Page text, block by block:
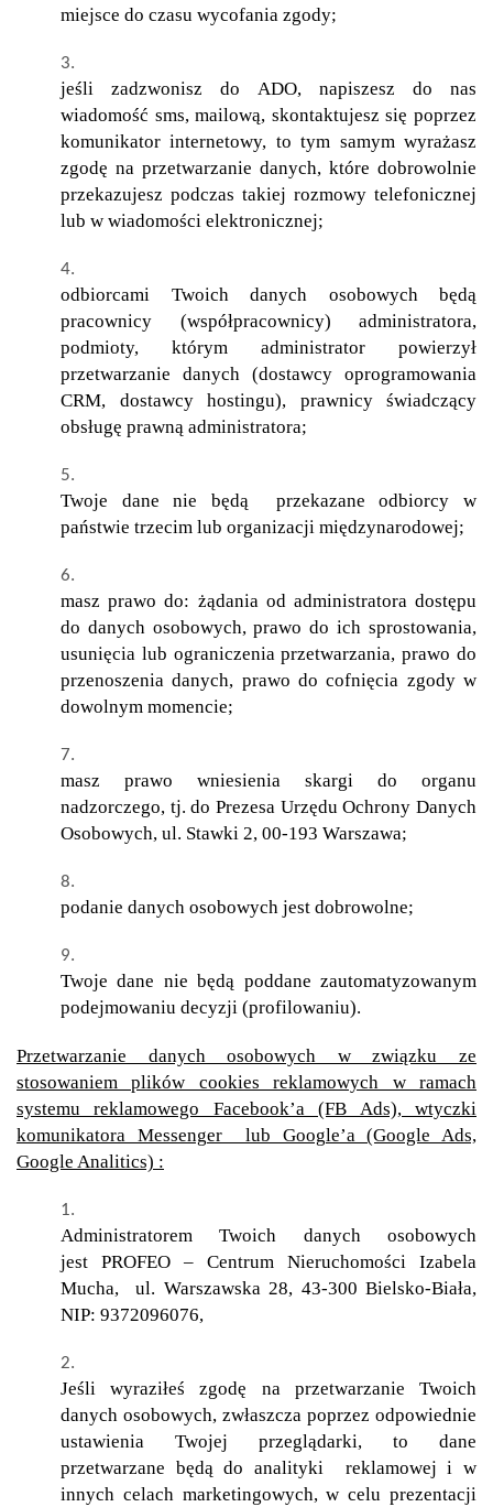
miejsce do czasu wycofania zgody;
jeśli zadzwonisz do ADO, napiszesz do nas
wiadomość sms, mailową, skontaktujesz się poprzez
komunikator internetowy, to tym samym wyrażasz
zgodę na przetwarzanie danych, które dobrowolnie
przekazujesz podczas takiej rozmowy telefonicznej
lub w wiadomości elektronicznej;
odbiorcami Twoich danych osobowych będą
pracownicy (współpracownicy) administratora,
podmioty, którym administrator powierzył
przetwarzanie danych (dostawcy oprogramowania
CRM, dostawcy hostingu), prawnicy świadczący
obsługę prawną administratora;
Twoje dane nie będą przekazane odbiorcy w
państwie trzecim lub organizacji międzynarodowej;
masz prawo do: żądania od administratora dostępu
do danych osobowych, prawo do ich sprostowania,
usunięcia lub ograniczenia przetwarzania, prawo do
przenoszenia danych, prawo do cofnięcia zgody w
dowolnym momencie;
masz prawo wniesienia skargi do organu
nadzorczego, tj. do Prezesa Urzędu Ochrony Danych
Osobowych, ul. Stawki 2, 00-193 Warszawa;
podanie danych osobowych jest dobrowolne;
Twoje dane nie będą poddane zautomatyzowanym
podejmowaniu decyzji (profilowaniu).
Przetwarzanie danych osobowych w związku ze
stosowaniem plików cookies reklamowych w ramach
systemu reklamowego Facebook’a (FB Ads), wtyczki
komunikatora Messenger lub Google’a (Google Ads,
Google Analitics) :
Administratorem Twoich danych osobowych
jest PROFEO – Centrum Nieruchomości Izabela
Mucha, ul. Warszawska 28, 43-300 Bielsko-Biała,
NIP: 9372096076,
Jeśli wyraziłeś zgodę na przetwarzanie Twoich
danych osobowych, zwłaszcza poprzez odpowiednie
ustawienia Twojej przeglądarki, to dane
przetwarzane będą do analityki reklamowej i w
innych celach marketingowych, w celu prezentacji